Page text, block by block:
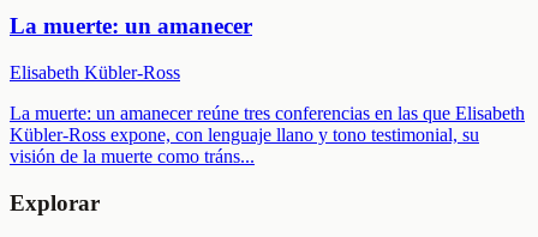
La muerte: un amanecer
Elisabeth Kübler-Ross
La muerte: un amanecer reúne tres conferencias en las que Elisabeth
Kübler-Ross expone, con lenguaje llano y tono testimonial, su
visión de la muerte como tráns...
Explorar